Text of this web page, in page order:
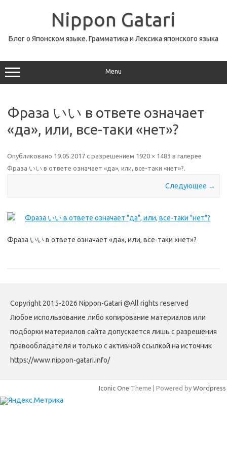
Nippon Gatari
Блог о Японском языке. Грамматика и Лексика японского языка
Menu
Фраза いい в ответе означает
«да», или, все-таки «нет»?
Опубликовано 19.05.2017 с разрешением 1920 × 1483 в галерее
Фраза いい в ответе означает «да», или, все-таки «нет»?.
Следующее →
Фраза いい в ответе означает «да», или, все-таки «нет»?
Copyright 2015-2026 Nippon-Gatari @All rights reserved
Любое использование либо копирование материалов или
подборки материалов сайта допускается лишь с разрешения
правообладателя и только с активной ссылкой на источник
https://www.nippon-gatari.info/
Iconic One Theme | Powered by Wordpress